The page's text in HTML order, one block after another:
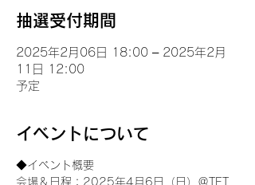
抽選受付期間
2025年2月06日 18:00 – 2025年2月
11日 12:00
予定
イベントについて
◆イベント概要
会場＆日程：2025年4月6日（日）＠TFT